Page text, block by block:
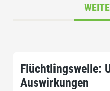
Flüchtlingswelle:
Auswirkungen